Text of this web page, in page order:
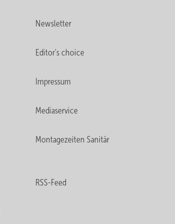
Newsletter
Editor's choice
Impressum
Mediaservice
Montagezeiten Sanitär
RSS-Feed